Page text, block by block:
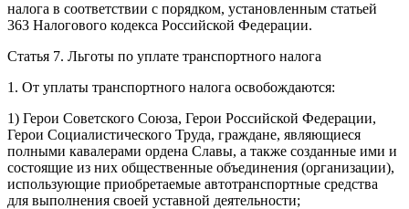
налога в соответствии с порядком, установленным статьей
363 Налогового кодекса Российской Федерации.
Статья 7. Льготы по уплате транспортного налога
1. От уплаты транспортного налога освобождаются:
1) Герои Советского Союза, Герои Российской Федерации,
Герои Социалистического Труда, граждане, являющиеся
полными кавалерами ордена Славы, а также созданные ими и
состоящие из них общественные объединения (организации),
использующие приобретаемые автотранспортные средства
для выполнения своей уставной деятельности;